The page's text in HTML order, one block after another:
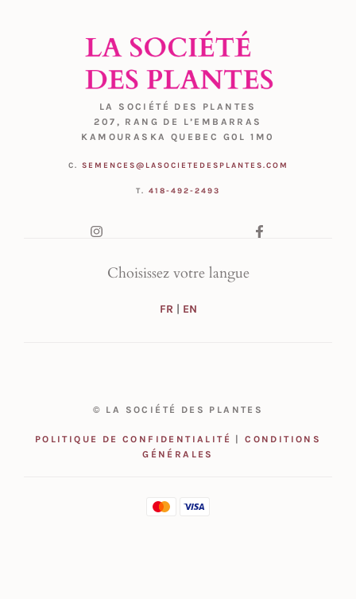
LA SOCIÉTÉ DES PLANTES
207, RANG DE L’EMBARRAS
KAMOURASKA QUEBEC G0L 1M0
C. SEMENCES@LASOCIETEDESPLANTES.COM
T. 418-492-2493
Choisissez votre langue
FR | EN
© LA SOCIÉTÉ DES PLANTES
POLITIQUE DE CONFIDENTIALITÉ |CONDITIONS
GÉNÉRALES